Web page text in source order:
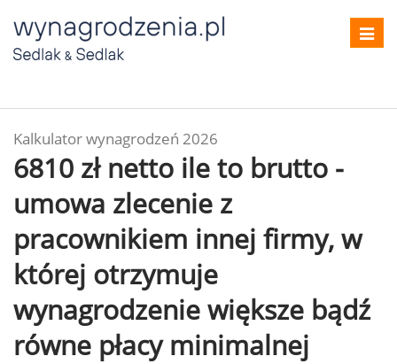
Kalkulator wynagrodzeń 2026
6810 zł netto ile to brutto -
umowa zlecenie z
pracownikiem innej firmy, w
której otrzymuje
wynagrodzenie większe bądź
równe płacy minimalnej